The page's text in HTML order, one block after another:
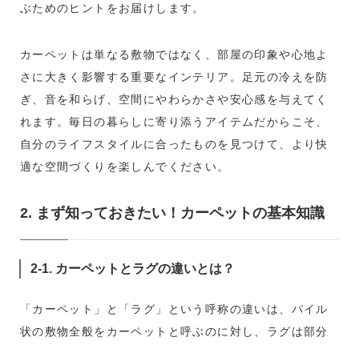
ぶためのヒントをお届けします。
カーペットは単なる敷物ではなく、部屋の印象や心地よ
さに大きく影響する重要なインテリア。足元の冷えを防
ぎ、音を和らげ、空間にやわらかさや安心感を与えてく
れます。毎日の暮らしに寄り添うアイテムだからこそ、
自分のライフスタイルに合ったものを見つけて、より快
適な空間づくりを楽しんでください。
2. まず知っておきたい！カーペットの基本知識
2-1. カーペットとラグの違いとは？
「カーペット」と「ラグ」という呼称の違いは、パイル
状の敷物全般をカーペットと呼ぶのに対し、ラグは部分